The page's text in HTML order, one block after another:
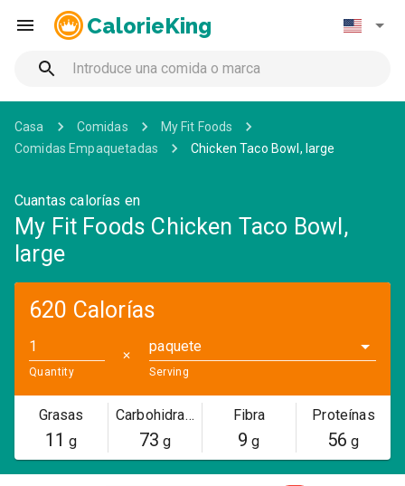
CalorieKing
Casa Comidas
My Fit Foods
Comidas Empaquetadas
Chicken Taco Bowl, large
Cuantas calorías en
My Fit Foods Chicken Taco Bowl,
large
620 Calorías
Quantity
✕
paquete
Serving
Grasas
11 g
Carbohidratos
73 g
Fibra
9 g
Proteínas
56 g